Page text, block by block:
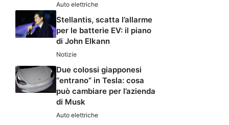
Auto elettriche
Stellantis, scatta l’allarme
per le batterie EV: il piano
di John Elkann
Notizie
Due colossi giapponesi
“entrano” in Tesla: cosa
può cambiare per l’azienda
di Musk
Auto elettriche